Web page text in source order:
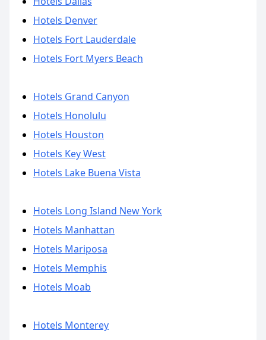
Hotels Denver
Hotels Fort Lauderdale
Hotels Fort Myers Beach
Hotels Grand Canyon
Hotels Honolulu
Hotels Houston
Hotels Key West
Hotels Lake Buena Vista
Hotels Long Island New York
Hotels Manhattan
Hotels Mariposa
Hotels Memphis
Hotels Moab
Hotels Monterey